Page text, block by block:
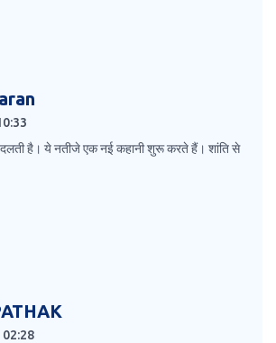
है। ये नतीजे एक नई कहानी शुरू करते हैं। शांति से